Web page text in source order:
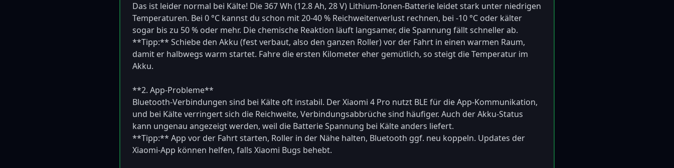
Das ist leider normal bei Kälte! Die 367 Wh (12.8 Ah, 28 V) Lithium-Ionen-Batterie leidet stark unter niedrigen
Temperaturen. Bei 0 °C kannst du schon mit 20-40 % Reichweitenverlust rechnen, bei -10 °C oder kälter
sogar bis zu 50 % oder mehr. Die chemische Reaktion läuft langsamer, die Spannung fällt schneller ab.
**Tipp:** Schiebe den Akku (fest verbaut, also den ganzen Roller) vor der Fahrt in einen warmen Raum,
damit er halbwegs warm startet. Fahre die ersten Kilometer eher gemütlich, so steigt die Temperatur im
Akku.
**2. App-Probleme**
Bluetooth-Verbindungen sind bei Kälte oft instabil. Der Xiaomi 4 Pro nutzt BLE für die App-Kommunikation,
und bei Kälte verringert sich die Reichweite, Verbindungsabbrüche sind häufiger. Auch der Akku-Status
kann ungenau angezeigt werden, weil die Batterie Spannung bei Kälte anders liefert.
**Tipp:** App vor der Fahrt starten, Roller in der Nähe halten, Bluetooth ggf. neu koppeln. Updates der
Xiaomi-App können helfen, falls Xiaomi Bugs behebt.